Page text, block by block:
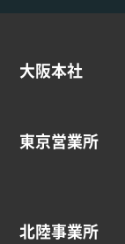
大阪本社
東京営業所
北陸事業所